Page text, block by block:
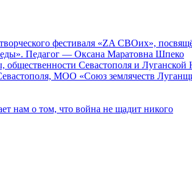
фестиваля «ZA СВОих»,
Педагог — Оксана Маратовна Шпеко
общественности Севастополя и Луганской
МОО «Союз землячеств
нам о том, что война не щадит никого